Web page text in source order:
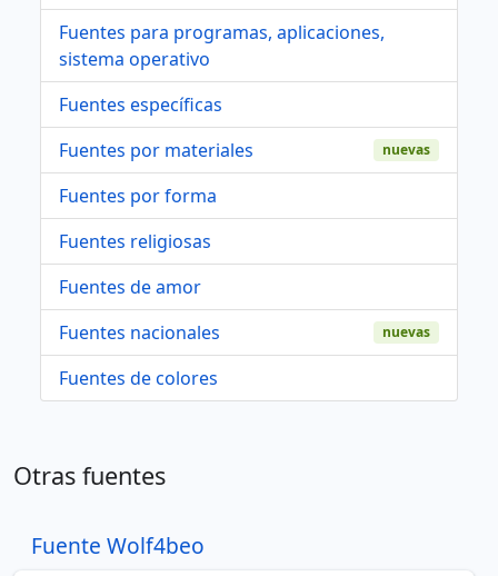
Fuentes para programas, aplicaciones,
sistema operativo
Fuentes específicas
Fuentes por materiales
nuevas
Fuentes por forma
Fuentes religiosas
Fuentes de amor
Fuentes nacionales
nuevas
Fuentes de colores
Otras fuentes
Fuente Wolf4beo